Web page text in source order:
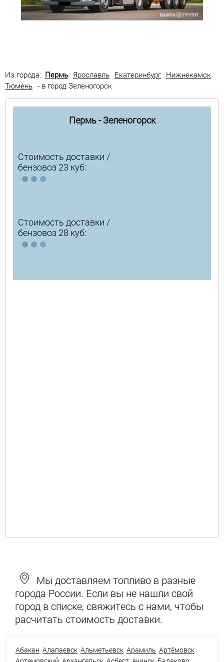
Из города: Пермь Ярославль Екатеринбург Нижнекамск
Тюмень - в город Зеленогорск
Пермь - Зеленогорск
Стоимость доставки /
бензовоз 23 куб:
Стоимость доставки /
бензовоз 28 куб:
Мы доставляем топливо в разные
города России. Если вы не нашли свой
город в списке, свяжитесь с нами, чтобы
расчитать стоимость доставки.
Абакан Алапаевск Альметьевск Арамиль Артёмовск